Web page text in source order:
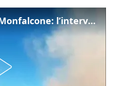
Incendio tra Duino e Monfalcone: l’intervento dei vigili del fuoco